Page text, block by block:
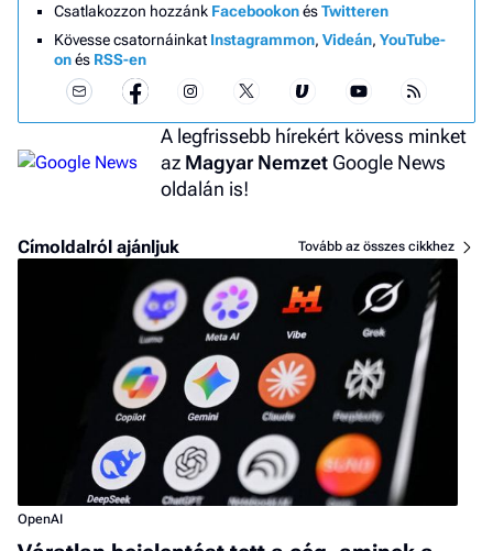
Csatlakozzon hozzánk FacebookonésTwitteren
Kövesse csatornáinkat Instagrammon, Videán, YouTube-
onés RSS-en
A legfrissebb hírekért kövess minket
az Magyar Nemzet Google News
oldalán is!
Címoldalról ajánljuk Tovább az összes cikkhez
OpenAI